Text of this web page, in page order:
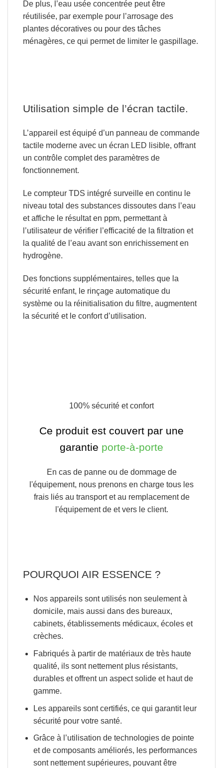
De plus, l’eau usée concentrée peut être
réutilisée, par exemple pour l’arrosagedes
plantes décoratives ou pour des tâches
ménagères, ce qui permet de limiter le gaspillage.
Utilisation simple de l’écran tactile.
L’appareil est équipé d’un panneau de commande
tactile moderne avec un écran LED lisible, offrant
un contrôle complet des paramètres de
fonctionnement.
Le compteur TDS intégré surveille en continu le
niveau total des substances dissoutes dans l’eau
et affiche le résultat en ppm, permettant à
l’utilisateur de vérifier l’efficacité de la filtration et
la qualité de l’eau avant son enrichissement en
hydrogène.
Des fonctions supplémentaires, telles que la
sécurité enfant, le rinçage automatique du
système ou la réinitialisation du filtre, augmentent
la sécurité et le confort d’utilisation.
100% sécurité et confort
Ce produit est couvert par une
garantie porte-à-porte
En cas de panne ou de dommage de
l'équipement, nous prenons en charge tous les
frais liés au transport et au remplacement de
l'équipement de et vers le client.
POURQUOI AIR ESSENCE ?
Nos appareils sont utilisés non seulement à
domicile, mais aussi dans des bureaux,
cabinets, établissements médicaux, écoles et
crèches.
Fabriqués à partir de matériaux de très haute
qualité, ils sont nettement plus résistants,
durables et offrent un aspect solide et haut de
gamme.
Les appareils sont certifiés, ce qui garantit leur
sécurité pour votre santé.
Grâce à l’utilisation de technologies de pointe
et de composants améliorés, les performances
sont nettement supérieures, pouvant être